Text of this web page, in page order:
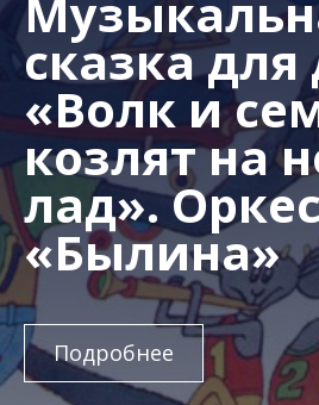
сказка для
«Волк и
козлят на
лад».
«Былина»
Подробнее